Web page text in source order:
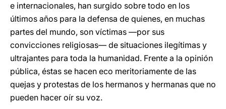
e internacionales, han surgido sobre todo en los
últimos años para la defensa de quienes, en muchas
partes del mundo, son víctimas —por sus
convicciones religiosas— de situaciones ilegítimas y
ultrajantes para toda la humanidad. Frente a la opinión
pública, éstas se hacen eco meritoriamente de las
quejas y protestas de los hermanos y hermanas que no
pueden hacer oír su voz.